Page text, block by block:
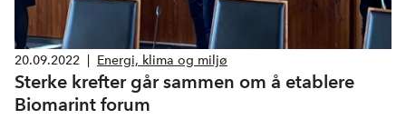
20.09.2022 Energi, klima og miljø
Sterke krefter går sammen om å etablere
Biomarint forum